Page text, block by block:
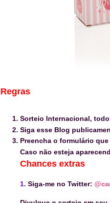
Regras
Sorteio Internacional,
Siga esse Blog
Preencha o formulário
Caso não esteja
Chances extras
1. Siga-me no Twitter: